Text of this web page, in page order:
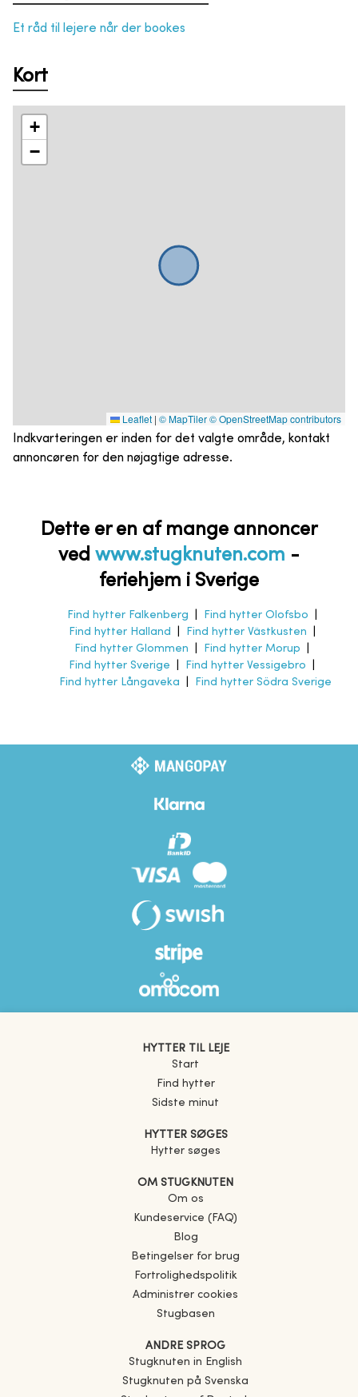
Et råd til lejere når der bookes
Kort
+
−
Leaflet | © MapTiler© OpenStreetMap contributors
Indkvarteringen er inden for det valgte område, kontakt
annoncøren for den nøjagtige adresse.
Dette er en af mange annoncer
ved www.stugknuten.com -
feriehjem i Sverige
Find hytter Falkenberg Find hytter Olofsbo
Find hytter Halland
Find hytter Västkusten
Find hytter Glommen
Find hytter Morup
Find hytter Sverige
Find hytter Vessigebro
Find hytter Långaveka
Find hytter Södra Sverige
HYTTER TIL LEJE
Start
Find hytter
Sidste minut
HYTTER SØGES
Hytter søges
OM STUGKNUTEN
Om os
Kundeservice (FAQ)
Blog
Betingelser for brug
Fortrolighedspolitik
Administrer cookies
Stugbasen
ANDRE SPROG
Stugknuten in English
Stugknuten på Svenska